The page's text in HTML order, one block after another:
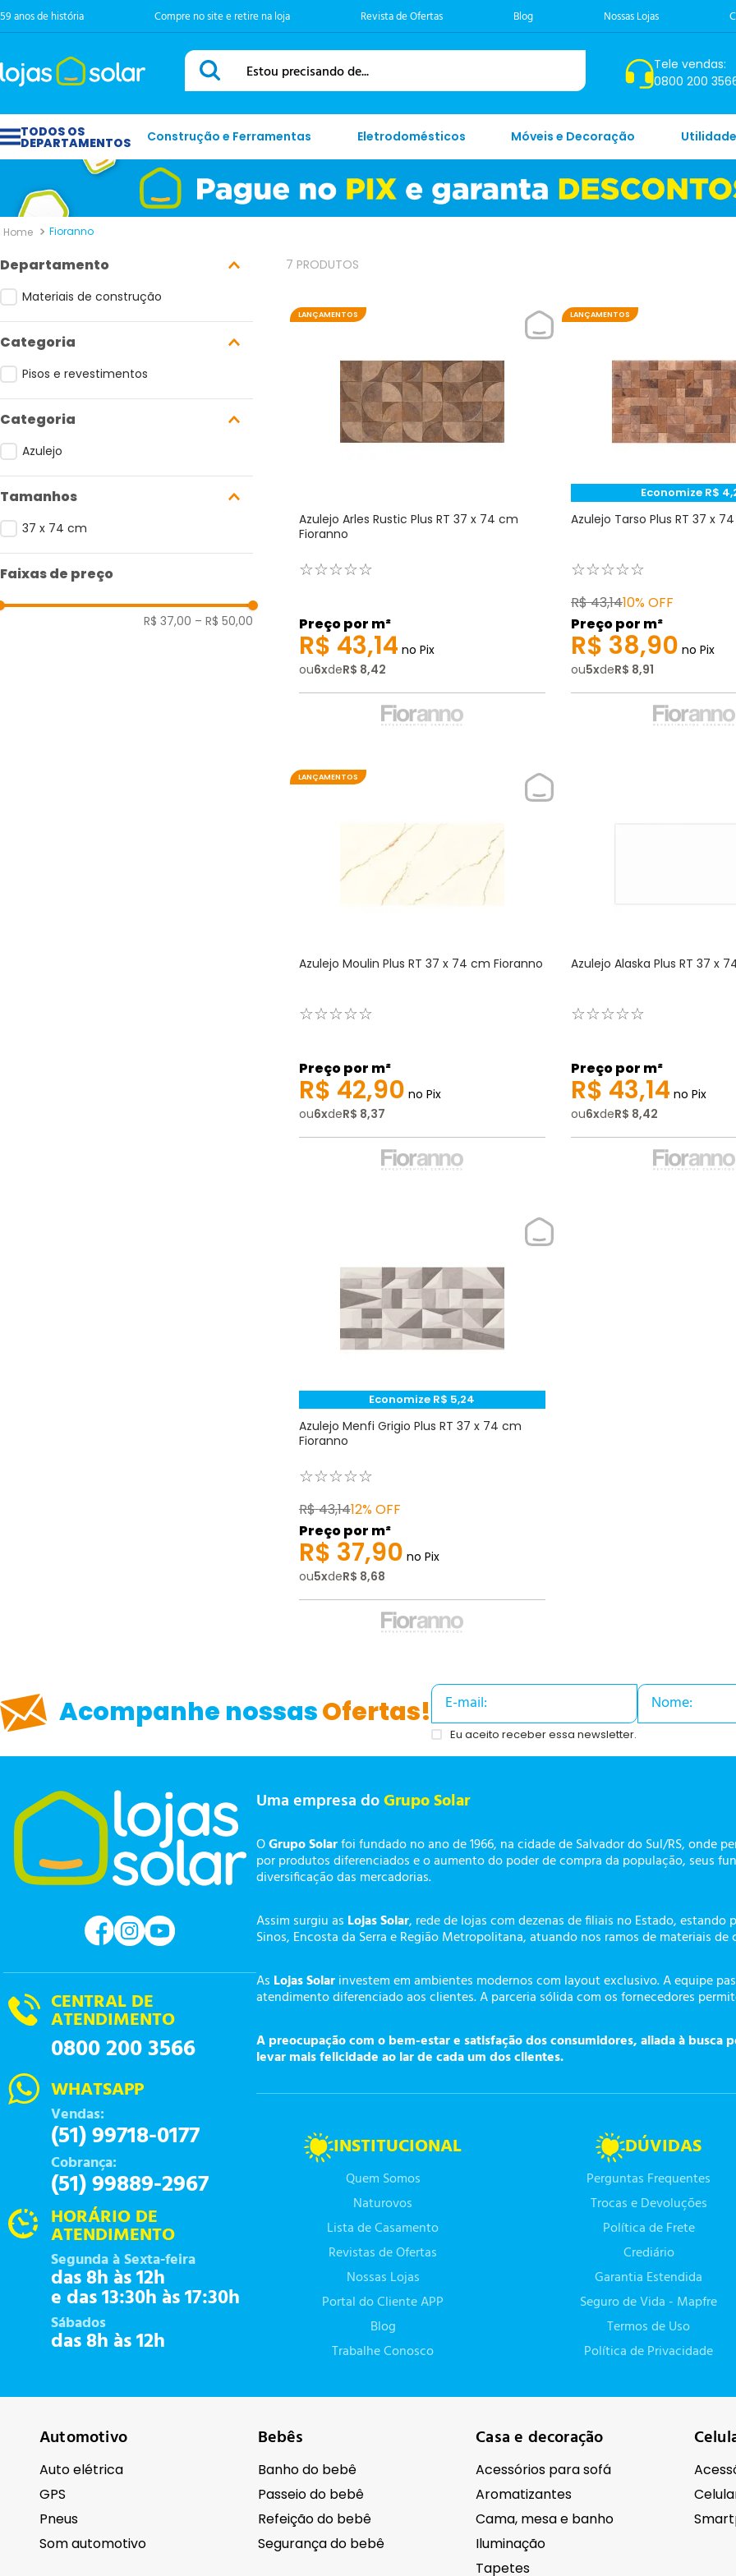
59 anos de história Compre no site e retire na loja Revista de Ofertas Blog Nossas Lojas
Estou precisando de...
Tele vendas:
0800 200
Construção e Ferramentas Eletrodomésticos Móveis e Decoração
Fioranno
Departamento
Materiais de construção
Categoria
Pisos e revestimentos
Azulejo
Tamanhos
37 x 74 cm
Faixas de preço
R$ 37,00 – R$ 50,00
7 PRODUTOS
LANÇAMENTOS
Azulejo Arles Rustic Plus RT 37 x 74 cm
Fioranno
☆☆☆☆☆
Preço por m²
R$ 43,14 no Pix
ou6xdeR$ 8,42
LANÇAMENTOS
Economize R$ 4,
Azulejo Tarso Plus RT 37 x
☆☆☆☆☆
R$43,1410%OFF
Preço por m²
R$ 38,90 no Pix
ou5xdeR$ 8,91
LANÇAMENTOS
Azulejo Moulin Plus RT 37 x 74 cm Fioranno
☆☆☆☆☆
Preço por m²
R$ 42,90 no Pix
ou6xdeR$ 8,37
Azulejo Alaska Plus RT 37 x
☆☆☆☆☆
Preço por m²
R$ 43,14 no Pix
ou6xdeR$ 8,42
Economize R$ 5,24
Azulejo Menfi Grigio Plus RT 37 x 74 cm
Fioranno
☆☆☆☆☆
R$43,1412%OFF
Preço por m²
R$ 37,90 no Pix
ou5xdeR$ 8,68
Acompanhe nossasOfertas!
Eu aceito receber essa newsletter.
CENTRAL DE
ATENDIMENTO
0800 200 3566
WHATSAPP
Vendas:
(51) 99718-0177
Cobrança:
(51) 99889-2967
HORÁRIO DE
ATENDIMENTO
Segunda à Sexta-feira
das 8h às 12h
e das 13:30h às 17:30h
Sábados
das 8h às 12h
Uma empresa doGrupo Solar
OGrupo Solarfoi fundado no ano de 1966, na cidade de Salvador do Sul/RS, onde
por produtos diferenciados e o aumento do poder de compra da população, seus
diversificação das mercadorias.
Assim surgiu as Lojas Solar, rede de lojas com dezenas de filiais no Estado, estando
Sinos, Encosta da Serra e Região Metropolitana, atuando nos ramos de materiais
As Lojas Solarinvestem em ambientes modernos com layout exclusivo. A equipe
atendimento diferenciado aos clientes. A parceria sólida com os fornecedores
A preocupação com o bem-estar e satisfação dos consumidores, aliada à
levar mais felicidade ao lar de cada um dos clientes.
INSTITUCIONAL
Quem Somos
Naturovos
Lista de Casamento
Revistas de Ofertas
Nossas Lojas
Portal do Cliente APP
Blog
Trabalhe Conosco
DÚVIDAS
Perguntas Frequentes
Trocas e Devoluções
Política de Frete
Crediário
Garantia Estendida
Seguro de Vida - Mapfre
Termos de Uso
Política de Privacidade
Automotivo
Auto elétrica
GPS
Pneus
Som automotivo
Bebês
Banho do bebê
Passeio do bebê
Refeição do bebê
Segurança do bebê
Casa e decoração
Acessórios para sofá
Aromatizantes
Cama, mesa e banho
Iluminação
Tapetes